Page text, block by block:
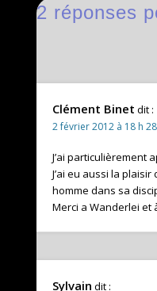
2 réponses
Clément Binet dit :
2 février 2012 à 18 h
J’ai particulièrement
J’ai eu aussi la
homme dans sa
Merci a Wanderlei et
Sylvain dit :